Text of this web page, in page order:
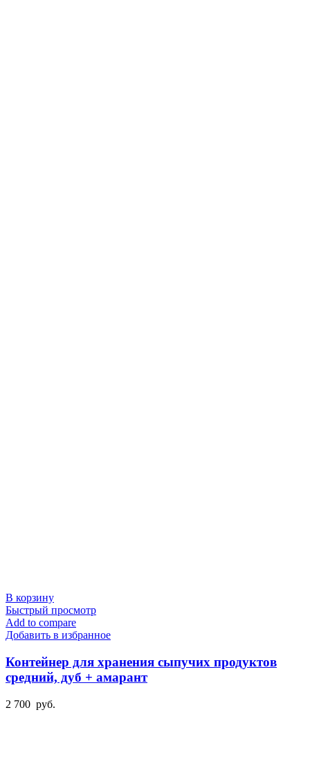
В корзину
Быстрый просмотр
Add to compare
Добавить в избранное
Контейнер для хранения сыпучих продуктов
средний, дуб + амарант
2 700 руб.